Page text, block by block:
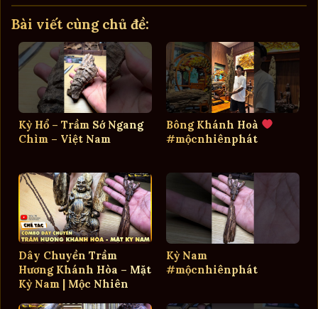
Bài viết cùng chủ đề:
Kỳ Hổ – Trầm Sớ Ngang
Chìm – Việt Nam
Bông Khánh Hoà
#mộcnhiênphát
Dây Chuyền Trầm
Hương Khánh Hòa – Mặt
Kỳ Nam | Mộc Nhiên
Kỳ Nam
#mộcnhiênphát